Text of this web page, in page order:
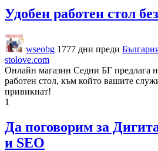
Удобен работен стол
wseobg 1777 дни преди
stolove.com
Онлайн магазин Седни БГ предлага
работен стол, към който вашите
привикнат!
1
Да поговорим за
и SEO